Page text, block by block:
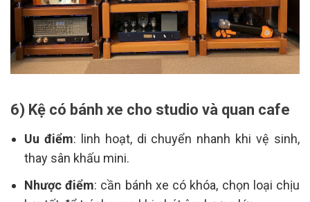
6) Kệ có bánh xe cho studio và quan cafe
Uu điểm: linh hoạt, di chuyển nhanh khi vệ sinh,
thay sân khấu mini.
Nhược điểm: cần bánh xe có khóa, chọn loại chịu